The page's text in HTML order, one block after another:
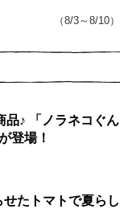
（8/3～8/10）
♪ 「ノラネコぐん
登場！
せたトマトで夏らし